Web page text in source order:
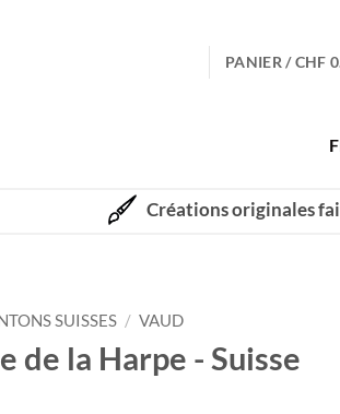
PANIER /CHF
Créations originales
SUISSES / VAUD
de la Harpe - Suisse